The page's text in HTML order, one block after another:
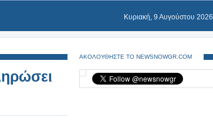
Κυριακή, 9 Αυγούστου 2026
ΑΚΟΛΟΥΘΗΣΤΕ ΤΟ NEWSNOWGR.COM